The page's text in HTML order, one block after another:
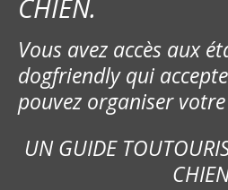
CHIEN.
Vous avez accès aux
dogfriendly qui
pouvez organiser
UN GUIDE